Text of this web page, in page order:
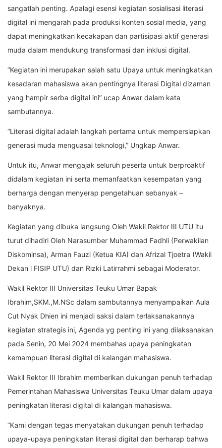
sangatlah penting. Apalagi esensi kegiatan sosialisasi literasi
digital ini mengarah pada produksi konten sosial media, yang
dapat meningkatkan kecakapan dan partisipasi aktif generasi
muda dalam mendukung transformasi dan inklusi digital.
“Kegiatan ini merupakan salah satu Upaya untuk meningkatkan
kesadaran mahasiswa akan pentingnya literasi Digital dizaman
yang hampir serba digital ini” ucap Anwar dalam kata
sambutannya.
“Literasi digital adalah langkah pertama untuk mempersiapkan
generasi muda menguasai teknologi,” Ungkap Anwar.
Untuk itu, Anwar mengajak seluruh peserta untuk berproaktif
didalam kegiatan ini serta memanfaatkan kesempatan yang
berharga dengan menyerap pengetahuan sebanyak –
banyaknya.
Kegiatan yang dibuka langsung Oleh Wakil Rektor III UTU itu
turut dihadiri Oleh Narasumber Muhammad Fadhli (Perwakilan
Diskominsa), Arman Fauzi (Ketua KIA) dan Afrizal Tjoetra (Wakil
Dekan l FISIP UTU) dan Rizki Latirrahmi sebagai Moderator.
Wakil Rektor III Universitas Teuku Umar Bapak
Ibrahim,SKM.,M.NSc dalam sambutannya menyampaikan Aula
Cut Nyak Dhien ini menjadi saksi dalam terlaksanakannya
kegiatan strategis ini, Agenda yg penting ini yang dilaksanakan
pada Senin, 20 Mei 2024 membahas upaya peningkatan
kemampuan literasi digital di kalangan mahasiswa.
Wakil Rektor III Ibrahim memberikan dukungan penuh terhadap
Pemerintahan Mahasiswa Universitas Teuku Umar dalam upaya
peningkatan literasi digital di kalangan mahasiswa.
“Kami dengan tegas menyatakan dukungan penuh terhadap
upaya-upaya peningkatan literasi digital dan berharap bahwa